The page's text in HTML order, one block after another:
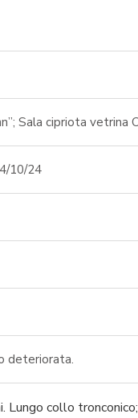
Sala cipriota vetrina
10/24
deteriorata.
Lungo collo